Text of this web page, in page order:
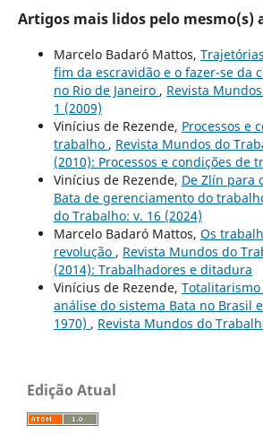
Artigos mais lidos pelo mesmo(s)
Marcelo Badaró Mattos,
fim da escravidão e o fazer-se da
no Rio de Janeiro , Revista
1 (2009)
Vinícius de Rezende, Processos e
trabalho , Revista Mundos do
(2010): Processos e condições de
Vinícius de Rezende, De Zlín para
Bata de gerenciamento do
do Trabalho: v. 16 (2024)
Marcelo Badaró Mattos, Os
revolução , Revista Mundos do
(2014): Trabalhadores e ditadura
Vinícius de Rezende,
análise do sistema Bata no Brasil
1970) , Revista Mundos do
Edição Atual